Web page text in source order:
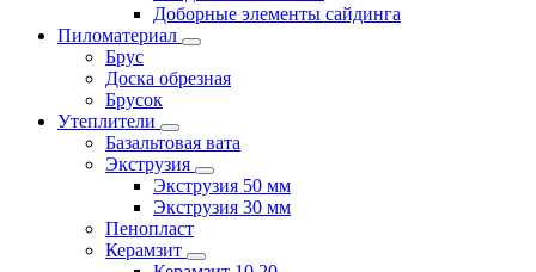
Доборные элементы сайдинга
Пиломатериал
Брус
Доска обрезная
Брусок
Утеплители
Базальтовая вата
Экструзия
Экструзия 50 мм
Экструзия 30 мм
Пенопласт
Керамзит